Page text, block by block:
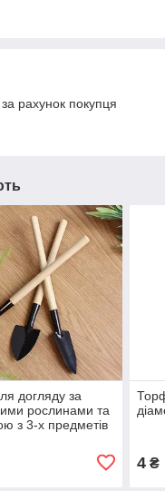
рахунок покупця
догляду за
рослинами та
з 3-х предметів
4 ₴